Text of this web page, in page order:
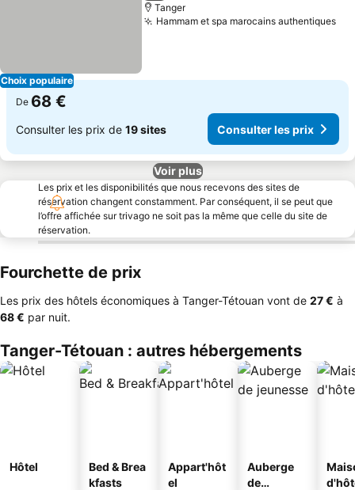
Choix populaire
Tanger
Hammam et spa marocains authentiques
De 68 €
Consulter les prix de 19 sites Consulter les prix
Voir plus
Les prix et les disponibilités que nous recevons des sites de
réservation changent constamment. Par conséquent, il se peut que
l’offre affichée sur trivago ne soit pas la même que celle du site de
réservation.
Fourchette de prix
Les prix des hôtels économiques à Tanger-Tétouan vont de ‎27 € à
‎68 € par nuit.
Tanger-Tétouan : autres hébergements
Hôtel
Bed & Brea
kfasts
Appart'hôt
el
Auberge
de